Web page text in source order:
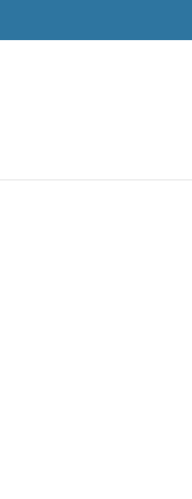
Humanity and